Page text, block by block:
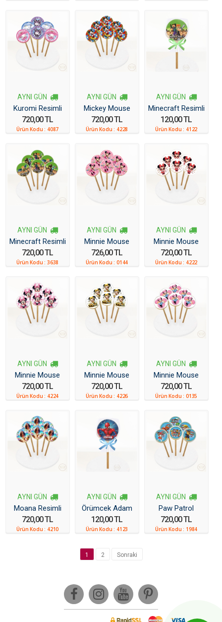
AYNI GÜN
Kuromi Resimli
Kurabiye 6 Adet
720,00 TL
Ürün Kodu : 4087
AYNI GÜN
Mickey Mouse
Resimli Kurabiye
720,00 TL
Ürün Kodu : 4228
AYNI GÜN
Minecraft Resimli
Kurabiye
120,00 TL
Ürün Kodu : 4122
AYNI GÜN
Minecraft Resimli
Kurabiye 6 Adet
720,00 TL
Ürün Kodu :3638
AYNI GÜN
Minnie Mouse
Resim Kurabiye 6
726,00 TL
Ürün Kodu :0144
AYNI GÜN
Minnie Mouse
Resimli Kurabiye
720,00 TL
Ürün Kodu : 4222
AYNI GÜN
Minnie Mouse
Resimli Kurabiye
720,00 TL
Ürün Kodu : 4224
AYNI GÜN
Minnie Mouse
Resimli Kurabiye
720,00 TL
Ürün Kodu : 4226
AYNI GÜN
Minnie Mouse
Resimli Kurabiye
720,00 TL
Ürün Kodu :0135
AYNI GÜN
Moana Resimli
Kurabiye
720,00 TL
Ürün Kodu : 4210
AYNI GÜN
Örümcek Adam
Resimli Kurabiye
120,00 TL
Ürün Kodu : 4123
AYNI GÜN
Paw Patrol
Resimli Kurabiye
720,00 TL
Ürün Kodu : 1984
1 2 Sonraki